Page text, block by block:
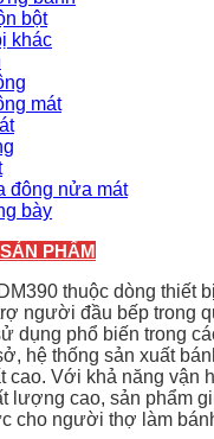
bột
khác
mát
đông nửa mát
bày
PHẨM
thuộc dòng thiết
người đầu bếp trong
dụng phổ biến trong
hệ thống sản xuất
cao. Với khả năng vận
lượng cao, sản phẩm
cho người thợ làm